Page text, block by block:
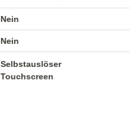
Nein
Nein
Selbstauslöser
Touchscreen